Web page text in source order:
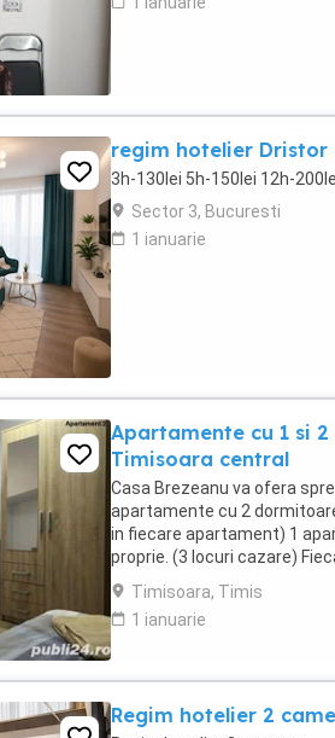
regim hotelier Dristor
3h-130lei 5h-150lei 12h-
Sector 3, Bucuresti
1 ianuarie
Apartamente cu 1 si
Timisoara central
Casa Brezeanu va ofera
apartamente cu 2
in fiecare apartament) 1
proprie. (3 locuri cazare)
complet utilata,baie cu cabina
Timisoara, Timis
1 ianuarie
Regim hotelier 2